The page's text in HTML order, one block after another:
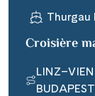
Thurgau
Croisière